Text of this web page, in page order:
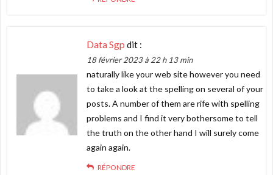
Data Sgp dit :
18 février 2023 à 22 h 13 min
naturally like your web site however you need
to take a look at the spelling on several of your
posts. A number of them are rife with spelling
problems and I find it very bothersome to tell
the truth on the other hand I will surely come
again again.
RÉPONDRE